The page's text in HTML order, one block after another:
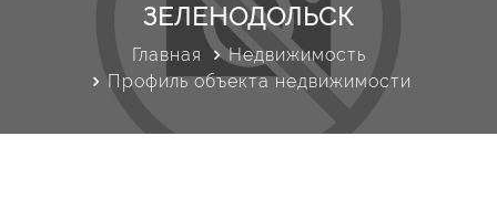
ЗЕЛЕНОДОЛЬСК
Главная
Недвижимость
Профиль объекта недвижимости